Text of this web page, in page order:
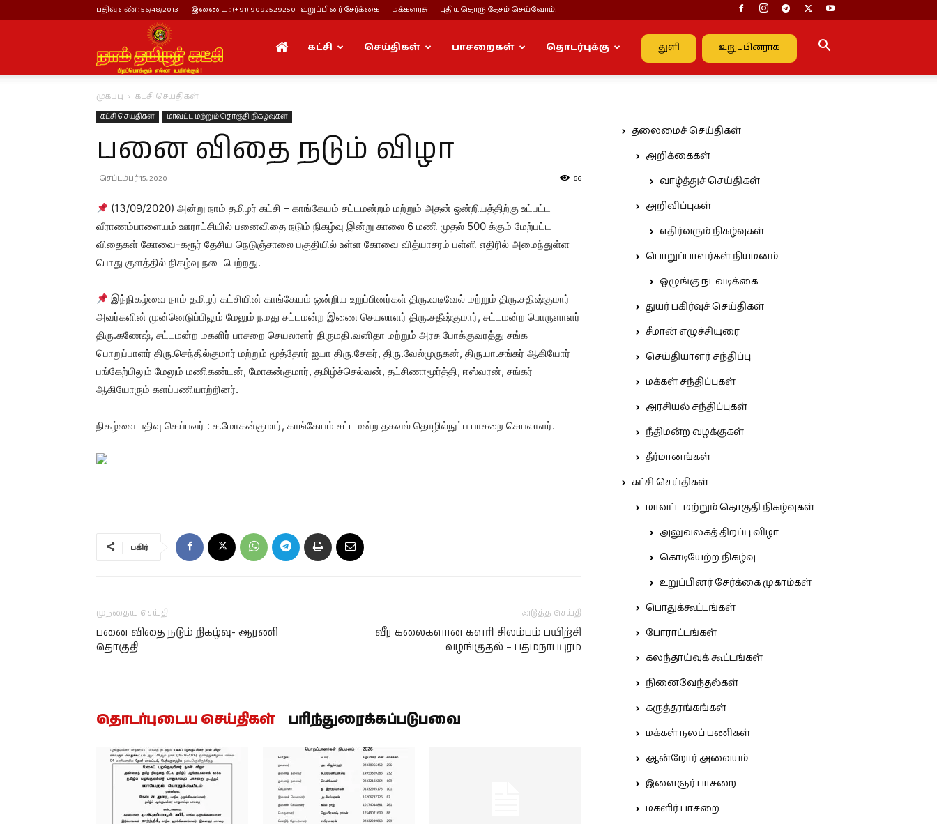
பதிவு எண் : 56/48/2013 இணைய : (+91) 9092529250 | உறுப்பினர் சேர்க்கை மக்களரசு புதியதொரு தேசம் செய்வோம்!
துளி உறுப்பினராக
நாம்
கட்சி
கட்சி செய்திகள் பாசறைகள் தொடர்புக்கு
முகப்பு கட்சி செய்திகள்
கட்சி செய்திகள் மாவட்ட மற்றும் தொகுதி நிகழ்வுகள்
பனை விதை நடும் விழா
செப்டம்பர் 15, 2020 66
(13/09/2020) அன்று நாம் தமிழர் கட்சி – காங்கேயம் சட்டமன்றம் மற்றும் அதன் ஒன்றியத்திற்கு உட்பட்ட
வீராணம்பாளையம் ஊராட்சியில் பனைவிதை நடும் நிகழ்வு இன்று காலை 6 மணி முதல் 500 க்கும் மேற்பட்ட
விதைகள் கோவை-கரூர் தேசிய நெடுஞ்சாலை பகுதியில் உள்ள கோவை வித்யாசரம் பள்ளி எதிரில் அமைந்துள்ள
பொது குளத்தில் நிகழ்வு நடைபெற்றது.
இந்நிகழ்வை நாம் தமிழர் கட்சியின் காங்கேயம் ஒன்றிய உறுப்பினர்கள் திரு.வடிவேல் மற்றும் திரு.சதிஷ்குமார்
அவர்களின் முன்னெடுப்பிலும் மேலும் நமது சட்டமன்ற இணை செயலாளர் திரு.சதீஷ்குமார், சட்டமன்ற பொருளாளர்
திரு.கணேஷ், சட்டமன்ற மகளிர் பாசறை செயலாளர் திருமதி.வனிதா மற்றும் அரசு போக்குவரத்து சங்க
பொறுப்பாளர் திரு.செந்தில்குமார் மற்றும் மூத்தோர் ஐயா திரு.சேகர், திரு.வேல்முருகன், திரு.பா.சங்கர் ஆகியோர்
பங்கேற்பிலும் மேலும் மணிகண்டன், மோகன்குமார், தமிழ்ச்செல்வன், தட்சிணாமூர்த்தி, ஈஸ்வரன், சங்கர்
ஆகியோரும் களப்பணியாற்றினர்.
நிகழ்வை பதிவு செய்பவர் : ச.மோகன்குமார், காங்கேயம் சட்டமன்ற தகவல் தொழில்நுட்ப பாசறை செயலாளர்.
பகிர்
முந்தைய செய்தி
பனை விதை நடும் நிகழ்வு- ஆரணி
தொகுதி
அடுத்த செய்தி
வீர கலைகளான களரி சிலம்பம் பயிற்சி
வழங்குதல் – பத்மநாபபுரம்
தொடர்புடைய செய்திகள் பரிந்துரைக்கப்படுபவை
தலைமைச் செய்திகள்
அறிக்கைகள்
வாழ்த்துச் செய்திகள்
அறிவிப்புகள்
எதிர்வரும் நிகழ்வுகள்
பொறுப்பாளர்கள் நியமனம்
ஒழுங்கு நடவடிக்கை
துயர் பகிர்வுச் செய்திகள்
சீமான் எழுச்சியுரை
செய்தியாளர் சந்திப்பு
மக்கள் சந்திப்புகள்
அரசியல் சந்திப்புகள்
நீதிமன்ற வழக்குகள்
தீர்மானங்கள்
கட்சி செய்திகள்
மாவட்ட மற்றும் தொகுதி நிகழ்வுகள்
அலுவலகத் திறப்பு விழா
கொடியேற்ற நிகழ்வு
உறுப்பினர் சேர்க்கை முகாம்கள்
பொதுக்கூட்டங்கள்
போராட்டங்கள்
கலந்தாய்வுக் கூட்டங்கள்
நினைவேந்தல்கள்
கருத்தரங்கங்கள்
மக்கள் நலப் பணிகள்
ஆன்றோர் அவையம்
இளைஞர் பாசறை
மகளிர் பாசறை